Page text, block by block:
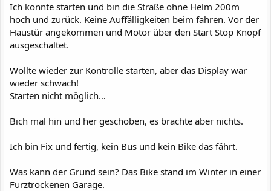
Ich konnte starten und bin die Straße ohne Helm 200m
hoch und zurück. Keine Auffälligkeiten beim fahren. Vor der
Haustür angekommen und Motor über den Start Stop Knopf
ausgeschaltet.
Wollte wieder zur Kontrolle starten, aber das Display war
wieder schwach!
Starten nicht möglich…
Bich mal hin und her geschoben, es brachte aber nichts.
Ich bin Fix und fertig, kein Bus und kein Bike das fährt.
Was kann der Grund sein? Das Bike stand im Winter in einer
Furztrockenen Garage.